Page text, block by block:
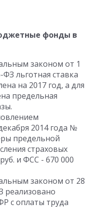
фонды в
законом от 1
льготная ставка
на 2017 год, а для
предельная
2014 года №
предельной
страховых
и ФСС - 670 000
законом от 28
реализовано
с оплаты труда